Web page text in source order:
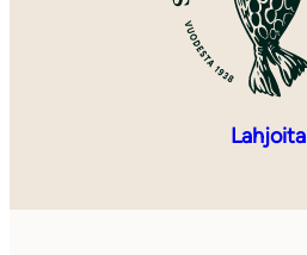
Lahjoita